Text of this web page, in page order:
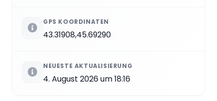
GPS KOORDINATEN
43.31908,45.69290
NEUESTE AKTUALISIERUNG
4. August 2026 um 18:16